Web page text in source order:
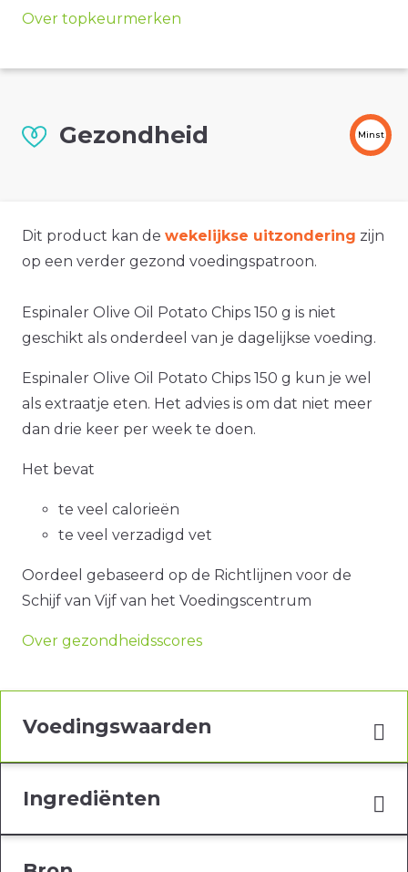
Over topkeurmerken
Gezondheid Minst
Dit product kan de wekelijkse uitzondering zijn
op een verder gezond voedingspatroon.
Espinaler Olive Oil Potato Chips 150 g is niet
geschikt als onderdeel van je dagelijkse voeding.
Espinaler Olive Oil Potato Chips 150 g kun je wel
als extraatje eten. Het advies is om dat niet meer
dan drie keer per week te doen.
Het bevat
te veel calorieën
te veel verzadigd vet
Oordeel gebaseerd op de Richtlijnen voor de
Schijf van Vijf van het Voedingscentrum
Over gezondheidsscores
Voedingswaarden
Ingrediënten